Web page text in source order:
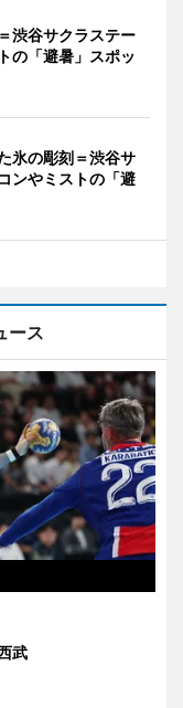
渋谷サクラステー
の「避暑」スポッ
氷の彫刻＝渋谷サ
ンやミストの「避
ース
武